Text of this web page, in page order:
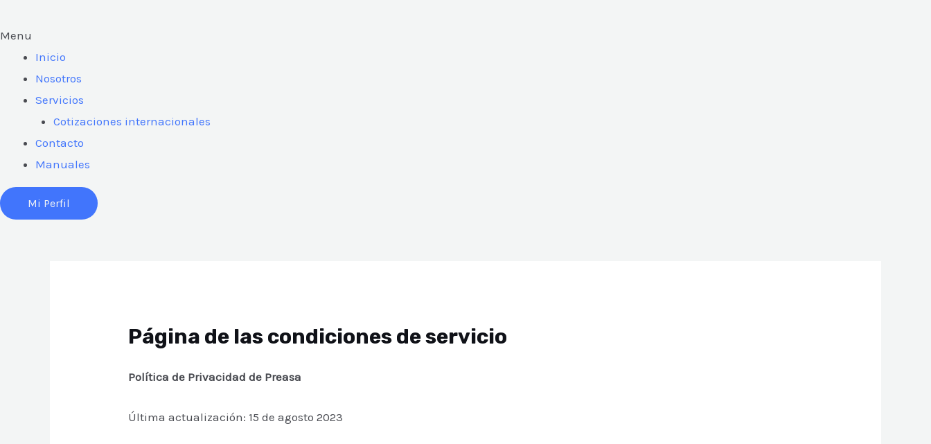
Menu
Inicio
Nosotros
Servicios
Cotizaciones internacionales
Contacto
Manuales
Mi Perfil
Página de las condiciones de servicio
Política de Privacidad de Preasa
Última actualización: 15 de agosto 2023